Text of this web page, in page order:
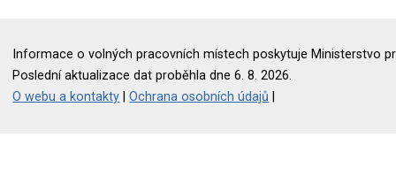
Informace o volných pracovních místech poskytuje Ministerstvo
Poslední aktualizace dat proběhla dne 6. 8. 2026.
O webu a kontakty |Ochrana osobních údajů